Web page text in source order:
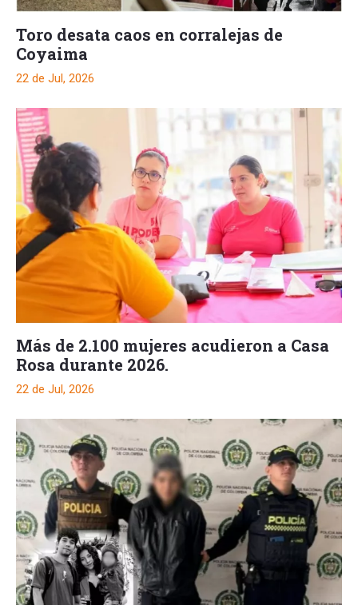
Toro desata caos en corralejas de
Coyaima
22 de Jul, 2026
Más de 2.100 mujeres acudieron a Casa
Rosa durante 2026.
22 de Jul, 2026